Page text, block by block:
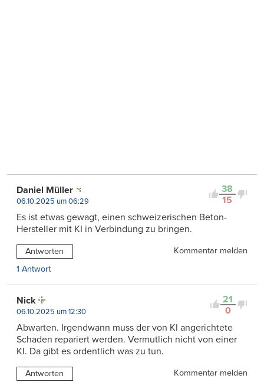
38
15
Daniel Müller
06.10.2025 um 06:29
Es ist etwas gewagt, einen schweizerischen Beton-
Hersteller mit KI in Verbindung zu bringen.
Antworten
Kommentar melden
1 Antwort
21
0
Nick
06.10.2025 um 12:30
Abwarten. Irgendwann muss der von KI angerichtete
Schaden repariert werden. Vermutlich nicht von einer
KI. Da gibt es ordentlich was zu tun.
Antworten
Kommentar melden